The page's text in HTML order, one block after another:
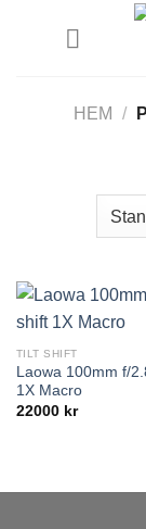
HEM /
TILT SHIFT
Laowa 100mm f/
1X Macro
22000 kr